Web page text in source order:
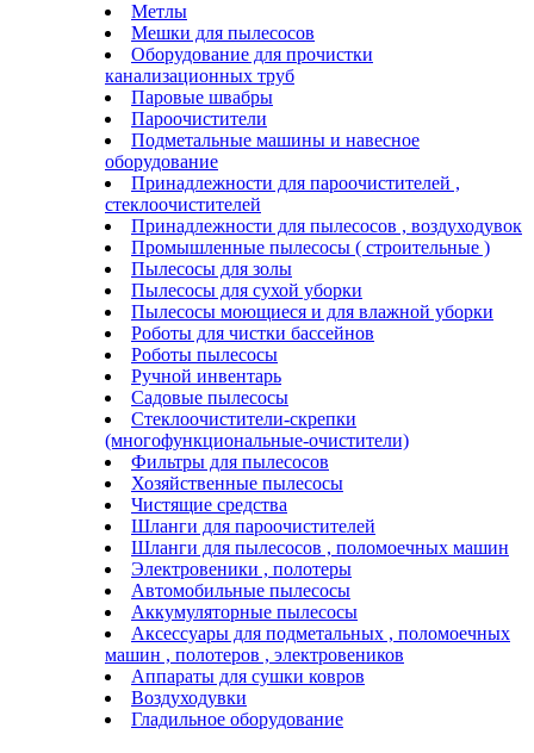
Метлы
Мешки для пылесосов
Оборудование для прочистки
канализационных труб
Паровые швабры
Пароочистители
Подметальные машины и навесное
оборудование
Принадлежности для пароочистителей ,
стеклоочистителей
Принадлежности для пылесосов , воздуходувок
Промышленные пылесосы ( строительные )
Пылесосы для золы
Пылесосы для сухой уборки
Пылесосы моющиеся и для влажной уборки
Роботы для чистки бассейнов
Роботы пылесосы
Ручной инвентарь
Садовые пылесосы
Стеклоочистители-скрепки
(многофункциональные-очистители)
Фильтры для пылесосов
Хозяйственные пылесосы
Чистящие средства
Шланги для пароочистителей
Шланги для пылесосов , поломоечных машин
Электровеники , полотеры
Автомобильные пылесосы
Аккумуляторные пылесосы
Аксессуары для подметальных , поломоечных
машин , полотеров , электровеников
Аппараты для сушки ковров
Воздуходувки
Гладильное оборудование